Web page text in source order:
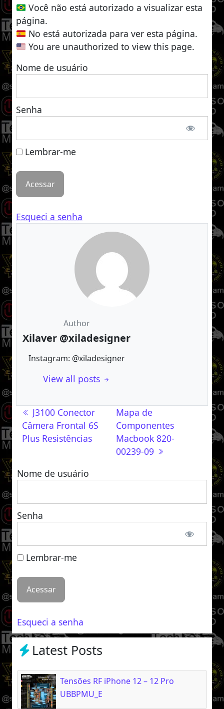
Você não está autorizado a visualizar esta
página.
No está autorizada para ver esta página.
You are unauthorized to view this page.
Nome de usuário
Senha
Lembrar-me
Esqueci a senha
Author
Xilaver @xiladesigner
Instagram: @xiladesigner
View all posts
Navegação de post
J3100 Conector
Câmera Frontal 6S
Plus Resistências
Mapa de
Componentes
Macbook 820-
00239-09
Nome de usuário
Senha
Lembrar-me
Esqueci a senha
Latest Posts
Tensões RF iPhone 12 – 12 Pro
UBBPMU_E